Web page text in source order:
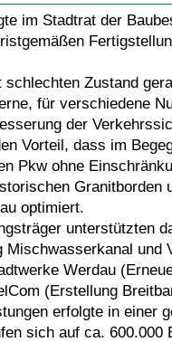
im Stadtrat der
schlechten Zustand
für verschiedene
der
Vorteil, dass im
Pkw ohne
Granitborden
optimiert.
unterstützten
Mischwasserkanal
Werdau
(Erstellung
erfolgte in einer
sich auf ca. 600.000